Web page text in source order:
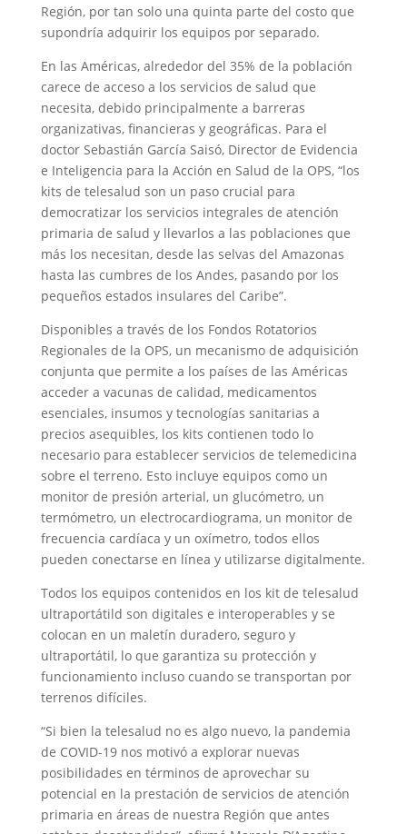
Región, por tan solo una quinta parte del costo que
supondría adquirir los equipos por separado.
En las Américas, alrededor del 35% de la población
carece de acceso a los servicios de salud que
necesita, debido principalmente a barreras
organizativas, financieras y geográficas. Para el
doctor Sebastián García Saisó, Director de Evidencia
e Inteligencia para la Acción en Salud de la OPS, “los
kits de telesalud son un paso crucial para
democratizar los servicios integrales de atención
primaria de salud y llevarlos a las poblaciones que
más los necesitan, desde las selvas del Amazonas
hasta las cumbres de los Andes, pasando por los
pequeños estados insulares del Caribe”.
Disponibles a través de los Fondos Rotatorios
Regionales de la OPS, un mecanismo de adquisición
conjunta que permite a los países de las Américas
acceder a vacunas de calidad, medicamentos
esenciales, insumos y tecnologías sanitarias a
precios asequibles, los kits contienen todo lo
necesario para establecer servicios de telemedicina
sobre el terreno. Esto incluye equipos como un
monitor de presión arterial, un glucómetro, un
termómetro, un electrocardiograma, un monitor de
frecuencia cardíaca y un oxímetro, todos ellos
pueden conectarse en línea y utilizarse digitalmente.
Todos los equipos contenidos en los kit de telesalud
ultraportátild son digitales e interoperables y se
colocan en un maletín duradero, seguro y
ultraportátil, lo que garantiza su protección y
funcionamiento incluso cuando se transportan por
terrenos difíciles.
“Si bien la telesalud no es algo nuevo, la pandemia
de COVID-19 nos motivó a explorar nuevas
posibilidades en términos de aprovechar su
potencial en la prestación de servicios de atención
primaria en áreas de nuestra Región que antes